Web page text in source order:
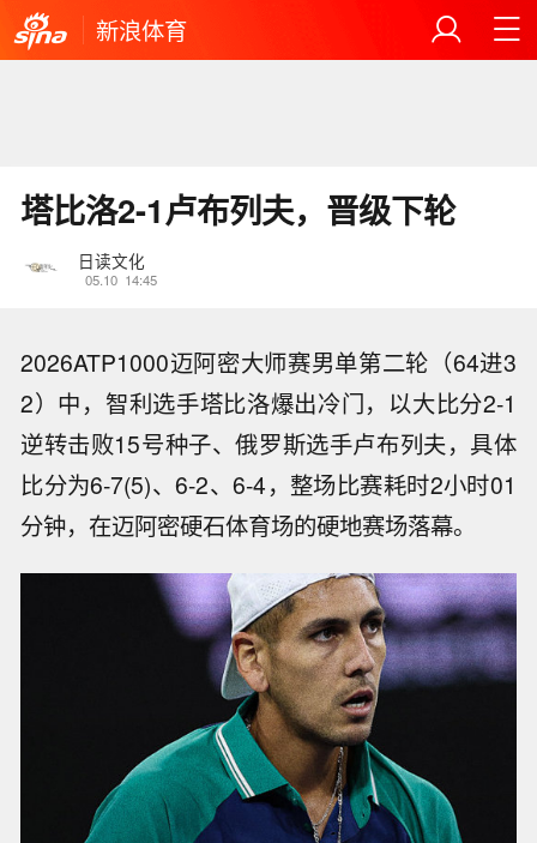
新浪体育
塔比洛2-1卢布列夫，晋级下轮
日读文化
05.10 14:45
2026ATP1000迈阿密大师赛男单第二轮（64进3
2）中，智利选手塔比洛爆出冷门，以大比分2-1
逆转击败15号种子、俄罗斯选手卢布列夫，具体
比分为6-7(5)、6-2、6-4，整场比赛耗时2小时01
分钟，在迈阿密硬石体育场的硬地赛场落幕。